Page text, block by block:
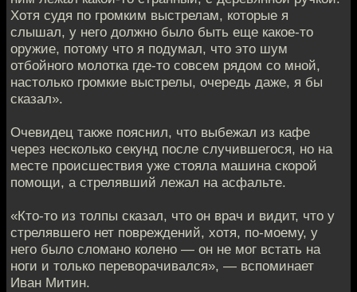
Хотя судя по громким выстрелам, которые я
слышал, у него должно было быть еще какое-то
оружие, потому что я подумал, что это шум
отбойного молотка где-то совсем рядом со мной,
настолько громкие выстрелы, очередь даже, я бы
сказал».
Очевидец также пояснил, что выбежал из кафе
через несколько секунд после случившегося, но на
месте происшествия уже стояла машина скорой
помощи, а стрелявший лежал на асфальте.
«Кто-то из толпы сказал, что он врач и видит, что у
стрелявшего нет повреждений, хотя, по-моему, у
него было сломано колено — он не мог встать на
ноги и только переворачивался», — вспоминает
Иван Митин.